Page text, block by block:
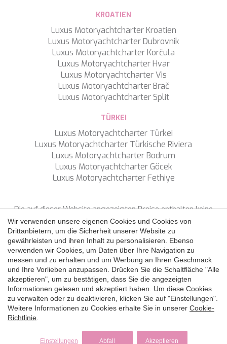
KROATIEN
Luxus Motoryachtcharter Kroatien
Luxus Motoryachtcharter Dubrovnik
Luxus Motoryachtcharter Korčula
Luxus Motoryachtcharter Hvar
Luxus Motoryachtcharter Vis
Luxus Motoryachtcharter Brač
Luxus Motoryachtcharter Split
TÜRKEI
Luxus Motoryachtcharter Türkei
Luxus Motoryachtcharter Türkische Riviera
Luxus Motoryachtcharter Bodrum
Luxus Motoryachtcharter Göcek
Luxus Motoryachtcharter Fethiye
Die auf dieser Website angezeigten Preise enthalten keine
Steuern, sofern nicht ausdrücklich etwas anderes angegeben
ist.
FOLGEN SIE UNS
Copyright ©2026 SNS Yacht Charter
Datenschutzpolitik
Cookie-Richtlinie
Rechtshinweis
der Website
byiEstrategic
Wir verwenden unsere eigenen Cookies und Cookies von
Drittanbietern, um die Sicherheit unserer Website zu
gewährleisten und ihren Inhalt zu personalisieren. Ebenso
verwenden wir Cookies, um Daten über Ihre Navigation zu
messen und zu erhalten und um Werbung an Ihren Geschmack
und Ihre Vorlieben anzupassen. Drücken Sie die Schaltfläche "Alle
akzeptieren", um zu bestätigen, dass Sie die angezeigten
Informationen gelesen und akzeptiert haben. Um diese Cookies
zu verwalten oder zu deaktivieren, klicken Sie auf "Einstellungen".
Weitere Informationen zu Cookies erhalte Sie in unserer Cookie-
Richtlinie
Einstellungen Abfall Akzeptieren